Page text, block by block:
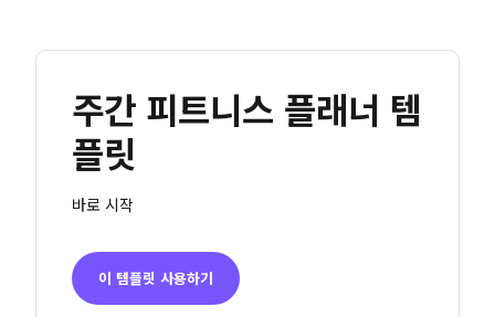
주간 피트니스 플래너 템
플릿
바로 시작
이 템플릿 사용하기